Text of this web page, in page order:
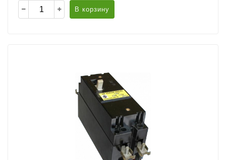
В корзину